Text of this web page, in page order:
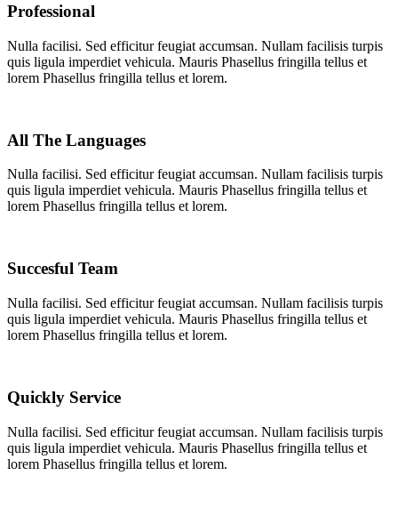
Professional
Nulla facilisi. Sed efficitur feugiat accumsan. Nullam facilisis turpis
quis ligula imperdiet vehicula. Mauris Phasellus fringilla tellus et
lorem Phasellus fringilla tellus et lorem.
All The Languages
Nulla facilisi. Sed efficitur feugiat accumsan. Nullam facilisis turpis
quis ligula imperdiet vehicula. Mauris Phasellus fringilla tellus et
lorem Phasellus fringilla tellus et lorem.
Succesful Team
Nulla facilisi. Sed efficitur feugiat accumsan. Nullam facilisis turpis
quis ligula imperdiet vehicula. Mauris Phasellus fringilla tellus et
lorem Phasellus fringilla tellus et lorem.
Quickly Service
Nulla facilisi. Sed efficitur feugiat accumsan. Nullam facilisis turpis
quis ligula imperdiet vehicula. Mauris Phasellus fringilla tellus et
lorem Phasellus fringilla tellus et lorem.